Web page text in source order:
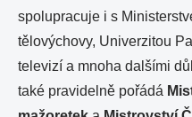
spolupracuje i s
tělovýchovy, Univerzitou
televizí a mnoha dalšími
také pravidelně pořádá